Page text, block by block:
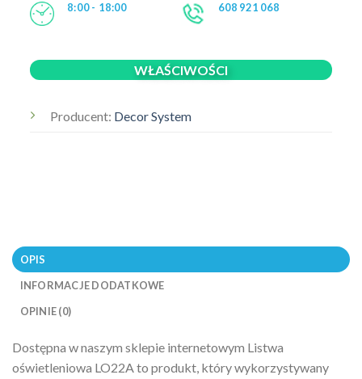
8:00 - 18:00 608 921 068
WŁAŚCIWOŚCI
Producent: Decor System
OPIS
INFORMACJE DODATKOWE
OPINIE (0)
Dostępna w naszym sklepie internetowym Listwa
oświetleniowa LO22A to produkt, który wykorzystywany